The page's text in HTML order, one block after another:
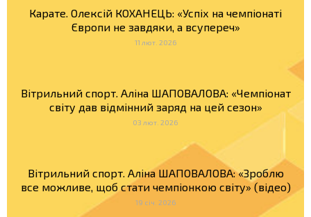
Карате. Олексій КОХАНЕЦЬ: «Успіх на чемпіонаті
Європи не завдяки, а всупереч»
11 лют. 2026
Вітрильний спорт. Аліна ШАПОВАЛОВА: «Чемпіонат
світу дав відмінний заряд на цей сезон»
03 лют. 2026
Вітрильний спорт. Аліна ШАПОВАЛОВА: «Зроблю
все можливе, щоб стати чемпіонкою світу» (відео)
19 січ. 2026